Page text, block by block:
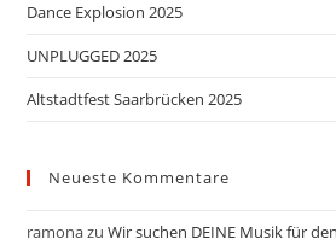
Dance Explosion 2025
UNPLUGGED 2025
Altstadtfest Saarbrücken 2025
Neueste Kommentare
ramonazuWir suchen DEINE Musik für